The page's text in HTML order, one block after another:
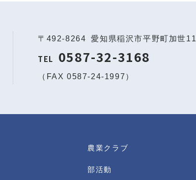
〒492-8264 愛知県稲沢市平野町加世11
TEL 0587-32-3168
（FAX 0587-24-1997）
農業クラブ
部活動